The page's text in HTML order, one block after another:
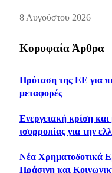
8 Αυγούστου 2026
Κορυφαία Άρθρα
Πρόταση της ΕΕ για
μεταφορές
Ενεργειακή κρίση
ισορροπίας για την
Νέα Χρηματοδοτικά
Πράσινη και